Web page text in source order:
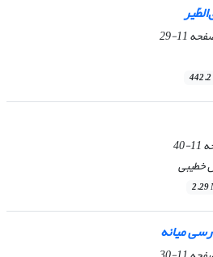
11-29
11-40
خطیبی
2.29
میانه